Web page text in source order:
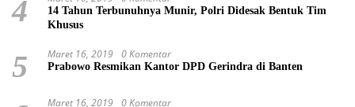
4
14 Tahun Terbunuhnya Munir, Polri Didesak Bentuk Tim
Khusus
5 Maret 16, 2019 0 Komentar
Prabowo Resmikan Kantor DPD Gerindra di Banten
Maret 16, 2019 0 Komentar